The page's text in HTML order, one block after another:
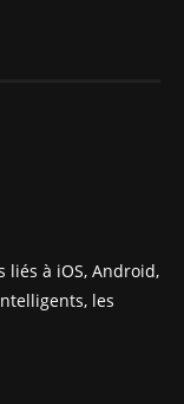
liés à iOS, Android,
les